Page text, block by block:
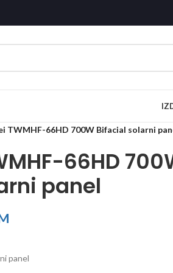
TWMHF-66HD 700W Bifacial solarni
66HD
panel
panel